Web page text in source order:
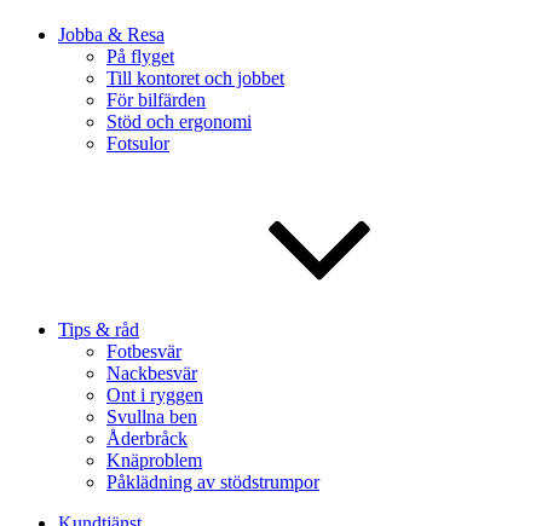
Jobba & Resa
På flyget
Till kontoret och jobbet
För bilfärden
Stöd och ergonomi
Fotsulor
Tips & råd
Fotbesvär
Nackbesvär
Ont i ryggen
Svullna ben
Åderbråck
Knäproblem
Påklädning av stödstrumpor